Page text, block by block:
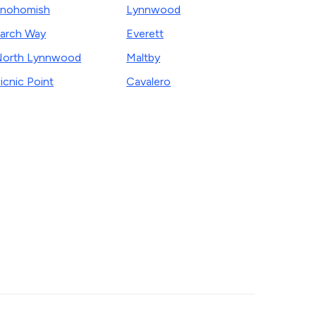
Way
Lynnwood
Point
Lynnwood
Everett
Maltby
Cavalero